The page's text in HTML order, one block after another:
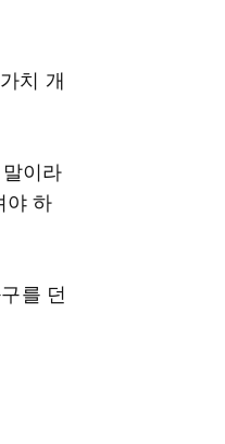
치 개
이라
야 하
를 던